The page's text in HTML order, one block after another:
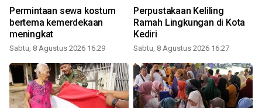
Permintaan sewa kostum
bertema kemerdekaan
meningkat
Sabtu, 8 Agustus 2026 16:29
Perpustakaan Keliling
Ramah Lingkungan di Kota
Kediri
Sabtu, 8 Agustus 2026 16:27